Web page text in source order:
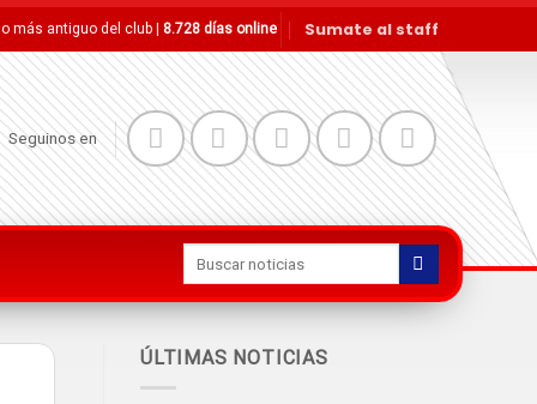
más antiguo del club | 8.728 días online Sumate al staff
Seguinos en
ÚLTIMAS NOTICIAS